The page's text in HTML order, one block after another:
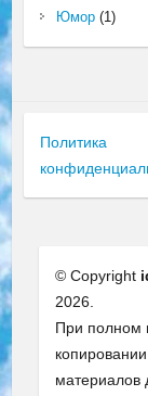
Юмор(1)
Политика
© Copyright
2026.
При полном
материалов